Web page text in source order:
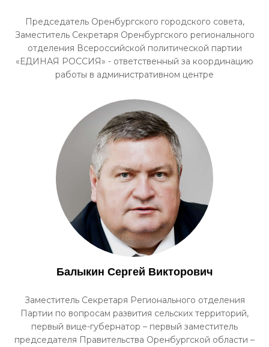
Председатель Оренбургского городского совета,
Заместитель Секретаря Оренбургского регионального
отделения Всероссийской политической партии
«ЕДИНАЯ РОССИЯ» - ответственный за координацию
работы в административном центре
Балыкин Сергей Викторович
Заместитель Секретаря Регионального отделения
Партии по вопросам развития сельских территорий,
первый вице-губернатор – первый заместитель
председателя Правительства Оренбургской области –